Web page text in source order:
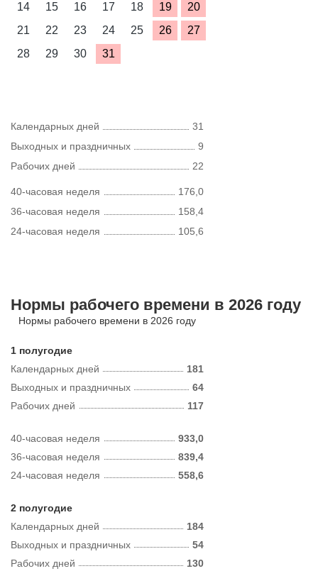
14
15 16 17 18 19
20
21
22 23 24 25 26
27
28
29 30 31
Календарных дней
31
Выходных и праздничных
9
Рабочих дней
22
40-часовая неделя
176,0
36-часовая неделя
158,4
24-часовая неделя
105,6
Нормы рабочего времени в 2026 году
Нормы рабочего времени в 2026 году
1 полугодие
Календарных дней
181
Рабочих дней 117
Выходных и праздничных 64
40-часовая неделя
933,0
36-часовая неделя
839,4
24-часовая неделя
558,6
2 полугодие
Календарных дней
184
Рабочих дней 130
Выходных и праздничных 54